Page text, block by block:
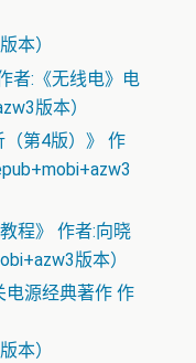
本）
者:《无线电》电
版本）
（第4版）》 作
程》 作者:向晓
版本）
电源经典著作 作
本）